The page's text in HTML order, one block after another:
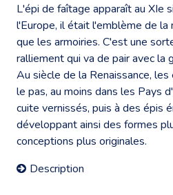
L'épi de faîtage apparaît au XIe
l'Europe, il était l'emblème de
que les armoiries. C'est une
ralliement qui va de pair avec la
Au siècle de la Renaissance,
le pas, au moins dans les Pays
cuite vernissés, puis à des épis
développant ainsi des formes
conceptions plus originales.
Description